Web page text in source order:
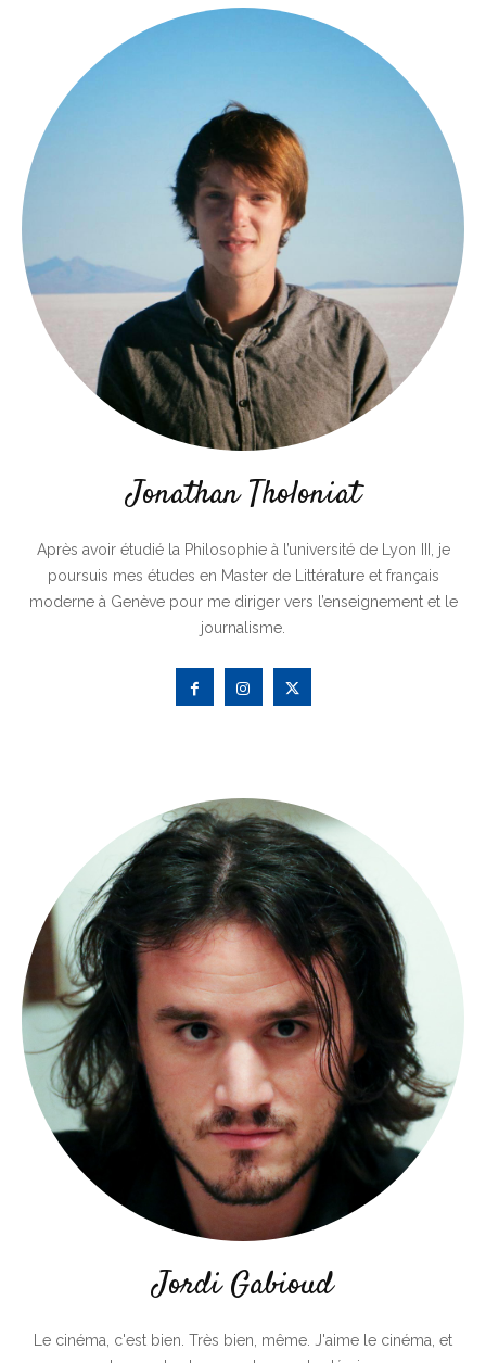
Jonathan Tholoniat
Après avoir étudié la Philosophie à l’université de Lyon III, je
poursuis mes études en Master de Littérature et français
moderne à Genève pour me diriger vers l’enseignement et le
journalisme.
Jordi Gabioud
Le cinéma, c'est bien. Très bien, même. J'aime le cinéma, et